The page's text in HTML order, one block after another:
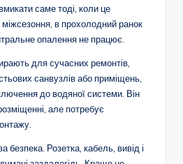
саме тоді, коли це
міжсезоння, в прохолодний ранок
опалення не працює.
для сучасних ремонтів,
санвузлів або приміщень,
до водяної системи. Він
але потребує
безпека. Розетка, кабель, вивід і